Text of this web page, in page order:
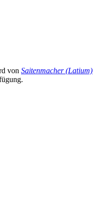
von Saitenmacher (Latium)